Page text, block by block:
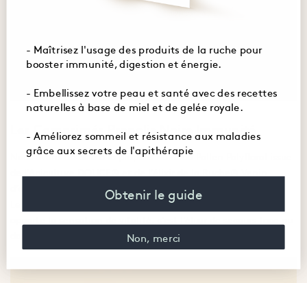
Les Comprimés Propolis Noire Immunité
Nous avons associé à la propolis noire du Pollen Polyfloral issue
d’abeille pour son action psycho-émotionnelle.
Le pollen améliore l’immunité. L’élixir Venin d’abeille vous
- Maîtrisez l'usage des produits de la ruche pour
booster immunité, digestion et énergie.
- Embellissez votre peau et santé avec des recettes
naturelles à base de miel et de gelée royale.
- Améliorez sommeil et résistance aux maladies
grâce aux secrets de l'apithérapie
Obtenir le guide
Non, merci